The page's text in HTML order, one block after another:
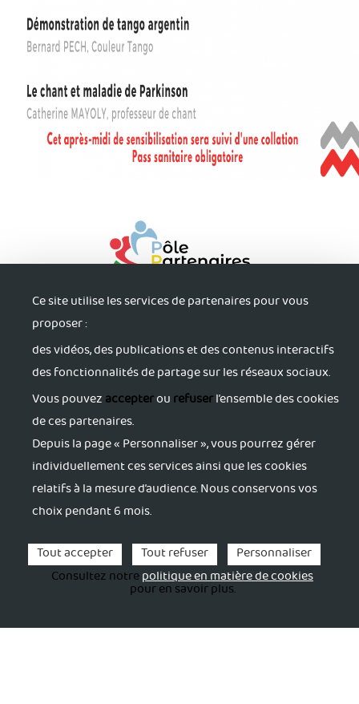
S'informer
Trouver du soutien
S'accorder du répit
S'activer
Ce site utilise les services de partenaires pour vous
proposer :
des vidéos, des publications et des contenus interactifs
des fonctionnalités de partage sur les réseaux sociaux.
Vous pouvezaccepterourefuserl’ensemble des cookies
de ces partenaires.
Depuis la page « Personnaliser », vous pourrez gérer
individuellement ces services ainsi que les cookies
relatifs à la mesure d’audience. Nous conservons vos
choix pendant 6 mois.
Tout accepter
Tout refuser
Personnaliser
Consultez notrepolitique en matière de cookies
pour en savoir plus.